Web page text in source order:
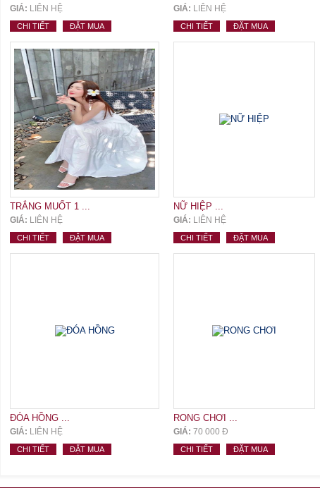
GIÁ: LIÊN HỆ
CHI TIẾT ĐẶT MUA
GIÁ: LIÊN HỆ
CHI TIẾT ĐẶT MUA
TRẮNG MUỐT 1 ...
GIÁ: LIÊN HỆ
CHI TIẾT ĐẶT MUA
NỮ HIỆP ...
GIÁ: LIÊN HỆ
CHI TIẾT ĐẶT MUA
ĐÓA HỒNG ...
GIÁ: LIÊN HỆ
CHI TIẾT ĐẶT MUA
RONG CHƠI ...
GIÁ: 70 000 Đ
CHI TIẾT ĐẶT MUA